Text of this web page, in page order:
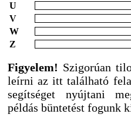
U
V
W
Z
Figyelem! Szigorúan
leírni az itt található
segítséget nyújtani
példás büntetést fogunk